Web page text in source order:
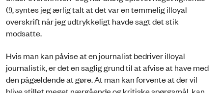
(!), syntes jeg ærlig talt at det var en temmelig illoyal
overskrift når jeg udtrykkeligt havde sagt det stik
modsatte.
Hvis man kan påvise at en journalist bedriver illoyal
journalistik, er det en saglig grund til at afvise at have med
den pågældende at gøre. At man kan forvente at der vil